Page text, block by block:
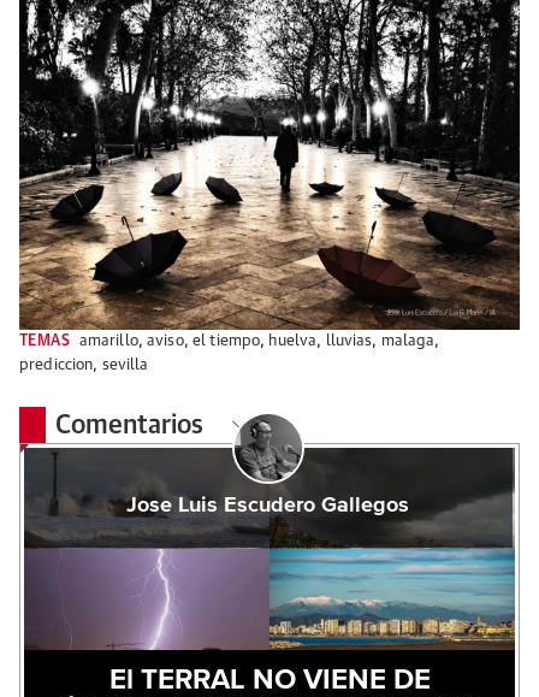
TEMAS amarillo,aviso,el tiempo, huelva, lluvias, malaga,
prediccion, sevilla
Comentarios
Jose Luis Escudero Gallegos
El TERRAL NO VIENE DE